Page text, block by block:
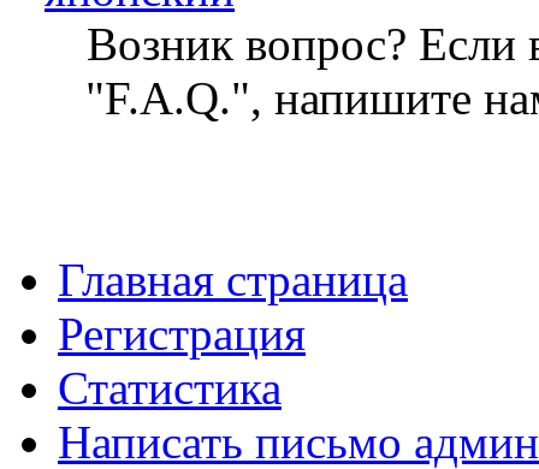
Возник вопрос? Если
"F.A.Q.", напишите
Главная страница
Регистрация
Статистика
Написать письмо